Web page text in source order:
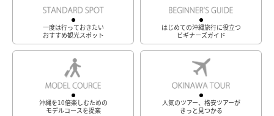
一度は行っておきたい
おすすめ観光スポット
はじめての沖縄旅行に役立つ
ビギナーズガイド
沖縄を10倍楽しむための
モデルコースを提案
人気のツアー、格安ツアーが
きっと見つかる